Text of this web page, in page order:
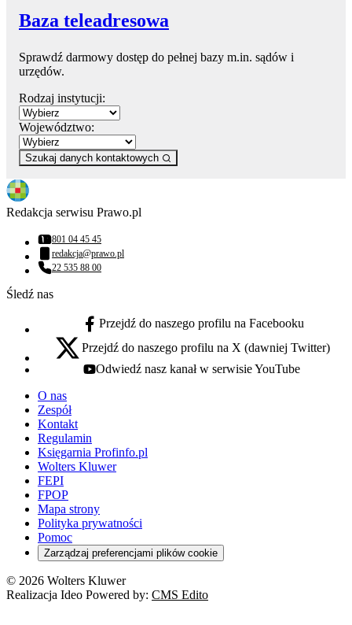
Baza teleadresowa
Sprawdź darmowy dostęp do pełnej bazy m.in. sądów i
urzędów.
Rodzaj instytucji:
Województwo:
Szukaj danych kontaktowych
Redakcja serwisu Prawo.pl
Numer telefonu:
801 04 45 45
Adres email:
redakcja@prawo.pl
Numer telefonu:
22 535 88 00
Śledź nas
facebook - otwiera się w nowej karcie
Przejdź do naszego profilu na Facebooku
x - otwiera się w nowej karcie
Przejdź do naszego profilu na X (dawniej Twitter)
youtube - otwiera się w nowej karcie
Odwiedź nasz kanał w serwisie YouTube
O nas
Zespół
Kontakt
Regulamin
Księgarnia Profinfo.pl
Wolters Kluwer
FEPI
FPOP
Mapa strony
Polityka prywatności
Pomoc
Zarządzaj preferencjami plików cookie
© 2026 Wolters Kluwer
Realizacja Ideo Powered by: CMS Edito